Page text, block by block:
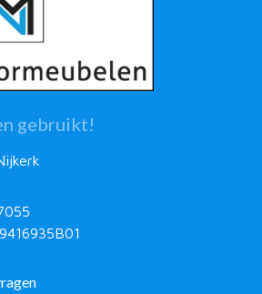
gebruikt!